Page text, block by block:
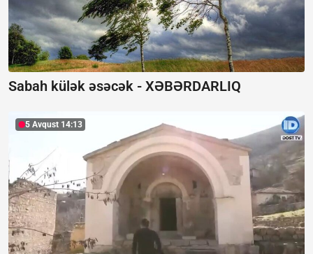
Sabah külək əsəcək - XƏBƏRDARLIQ
5 Avqust 14:13